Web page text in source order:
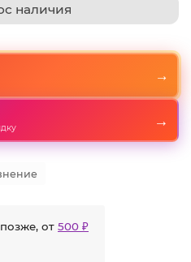
наличия
→
→
от 500 ₽